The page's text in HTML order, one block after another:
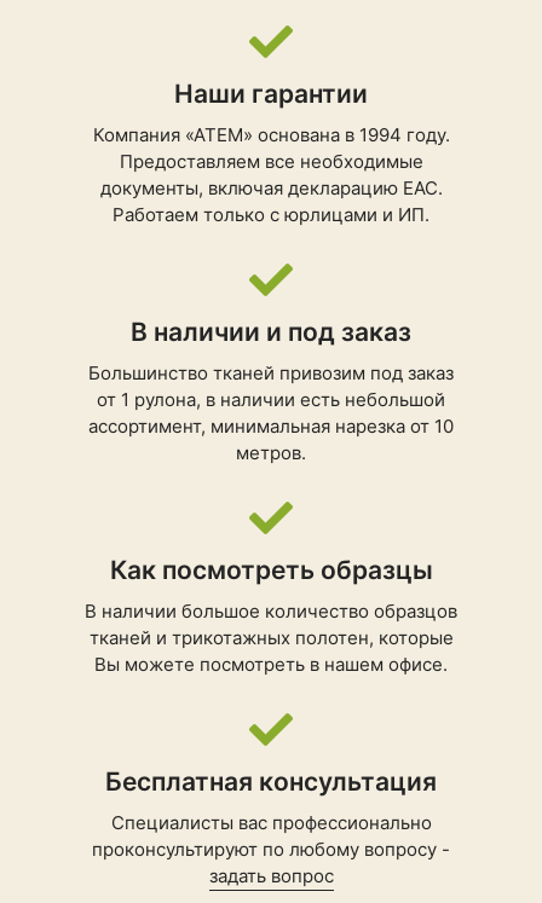
Наши гарантии
Компания «АТЕМ» основана в 1994 году.
Предоставляем все необходимые
документы, включая декларацию ЕАС.
Работаем только с юрлицами и ИП.
В наличии и под заказ
Большинство тканей привозим под заказ
от 1 рулона, в наличии есть небольшой
ассортимент, минимальная нарезка от 10
метров.
Как посмотреть образцы
В наличии большое количество образцов
тканей и трикотажных полотен, которые
Вы можете посмотреть в нашем офисе.
Бесплатная консультация
Специалисты вас профессионально
проконсультируют по любому вопросу -
задать вопрос